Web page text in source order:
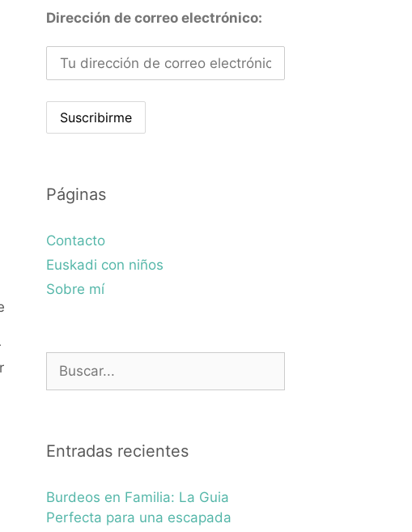
Dirección de correo electrónico:
Páginas
Contacto
Euskadi con niños
Sobre mí
Entradas recientes
Burdeos en Familia: La Guia
Perfecta para una escapada